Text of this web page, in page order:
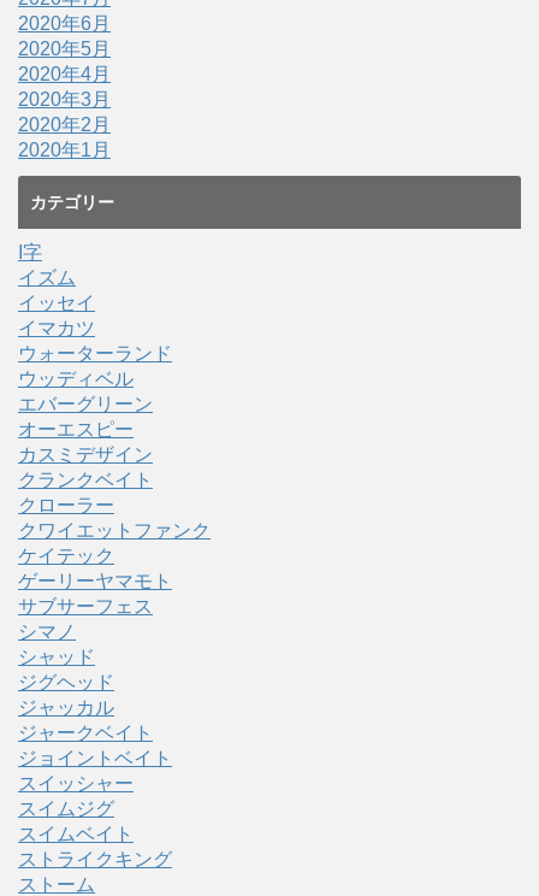
2020年6月
2020年5月
2020年4月
2020年3月
2020年2月
2020年1月
カテゴリー
I字
イズム
イッセイ
イマカツ
ウォーターランド
ウッディベル
エバーグリーン
オーエスピー
カスミデザイン
クランクベイト
クローラー
クワイエットファンク
ケイテック
ゲーリーヤマモト
サブサーフェス
シマノ
シャッド
ジグヘッド
ジャッカル
ジャークベイト
ジョイントベイト
スイッシャー
スイムジグ
スイムベイト
ストライクキング
ストーム